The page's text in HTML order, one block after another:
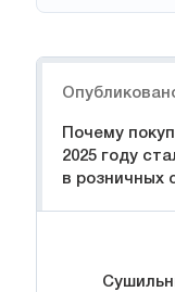
Почему
2025 году
в розничных